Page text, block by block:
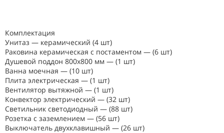
Комплектация
Унитаз — керамический (4 шт)
Раковина керамическая с постаментом — (6 шт)
Душевой поддон 800х800 мм — (1 шт)
Ванна моечная — (10 шт)
Плита электрическая — (1 шт)
Вентилятор вытяжной — (1 шт)
Конвектор электрический — (32 шт)
Светильник светодиодный — (88 шт)
Розетка с заземлением — (56 шт)
Выключатель двухклавишный — (26 шт)